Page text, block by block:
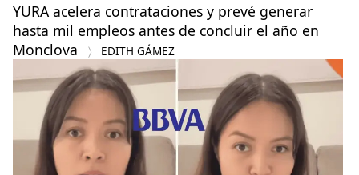
YURA acelera contrataciones y prevé generar
hasta mil empleos antes de concluir el año en
Monclova
EDITH GÁMEZ